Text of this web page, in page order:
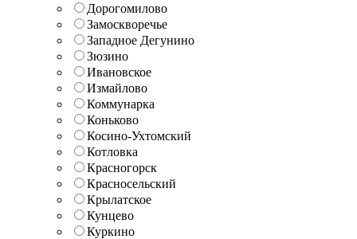
Дорогомилово
Замоскворечье
Западное Дегунино
Зюзино
Ивановское
Измайлово
Коммунарка
Коньково
Косино-Ухтомский
Котловка
Красногорск
Красносельский
Крылатское
Кунцево
Куркино